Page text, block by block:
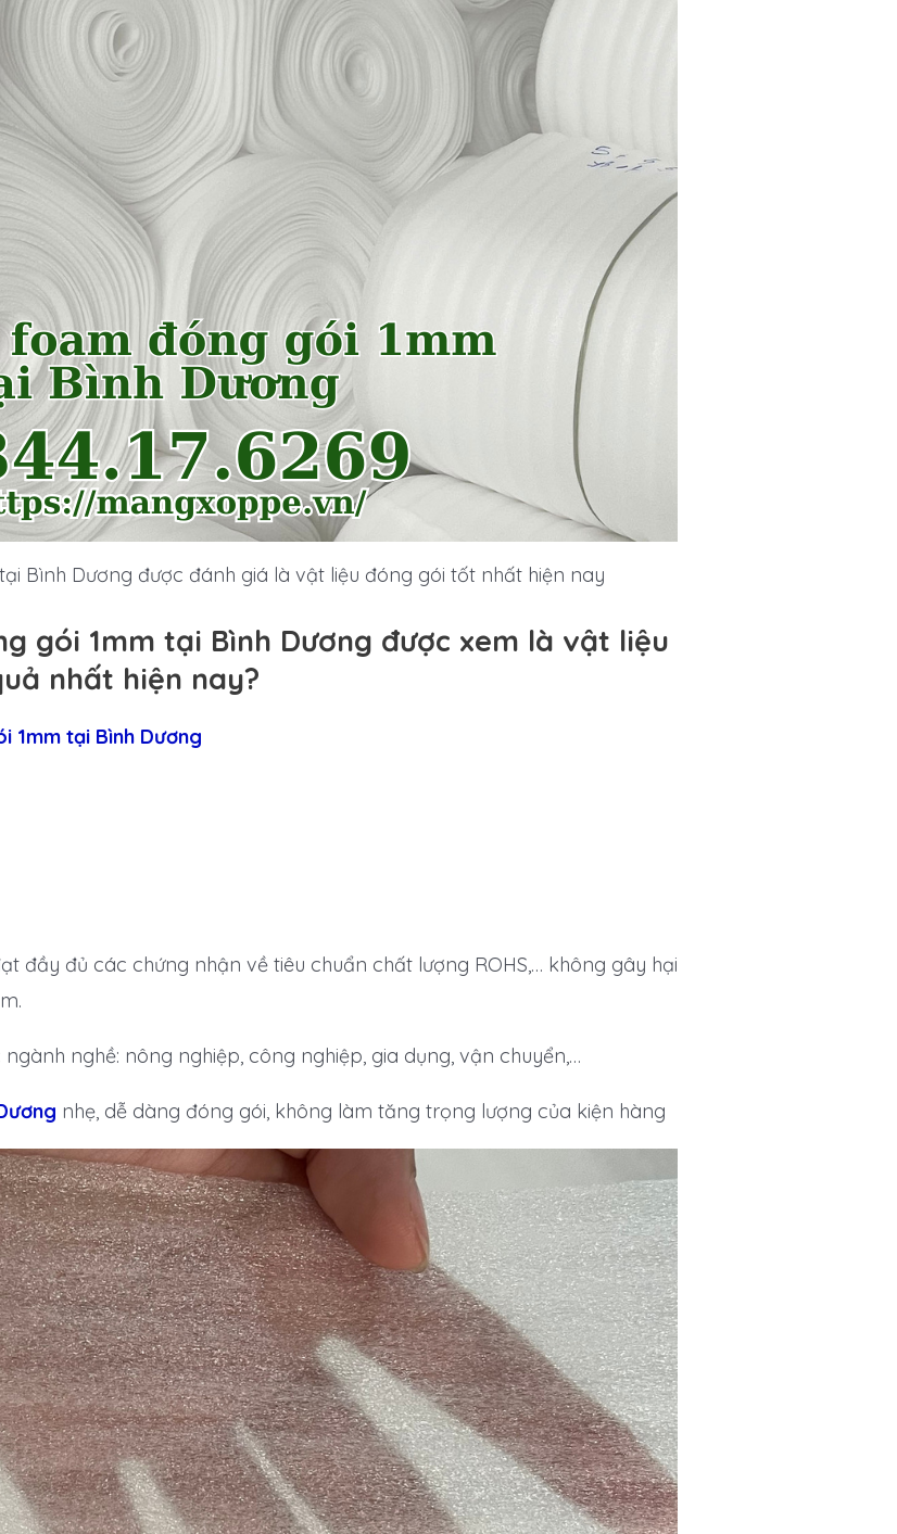
Bình Dương được đánh giá là vật liệu đóng gói tốt nhất hiện nay
gói 1mm tại Bình Dương được xem là vật liệu
nhất hiện nay?
1mm tại Bình Dương
đầy đủ các chứng nhận về tiêu chuẩn chất lượng ROHS,… không gây hại
nghề: nông nghiệp, công nghiệp, gia dụng, vận chuyển,…
nhẹ, dễ dàng đóng gói, không làm tăng trọng lượng của kiện hàng